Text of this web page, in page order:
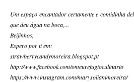
Um espaço encantador certamente e comidinha
que deu água na boca,...
Beijinhos,
Espero por ti em:
strawberrycandymoreira.blogspot.pt
http://www.facebook.com/omeurefugioculinario
https://www.instagram.com/marysolianimoreira/